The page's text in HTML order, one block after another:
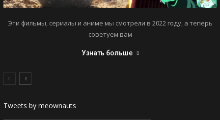
Эти фильмы, сериалы и аниме мы смотрели в 2022 году, а теперь
советуем вам
Узнать больше
Tweets by meownauts